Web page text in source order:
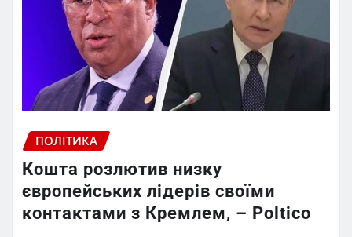
ПОЛІТИКА
Кошта розлютив низку
європейських лідерів своїми
контактами з Кремлем, – Poltico